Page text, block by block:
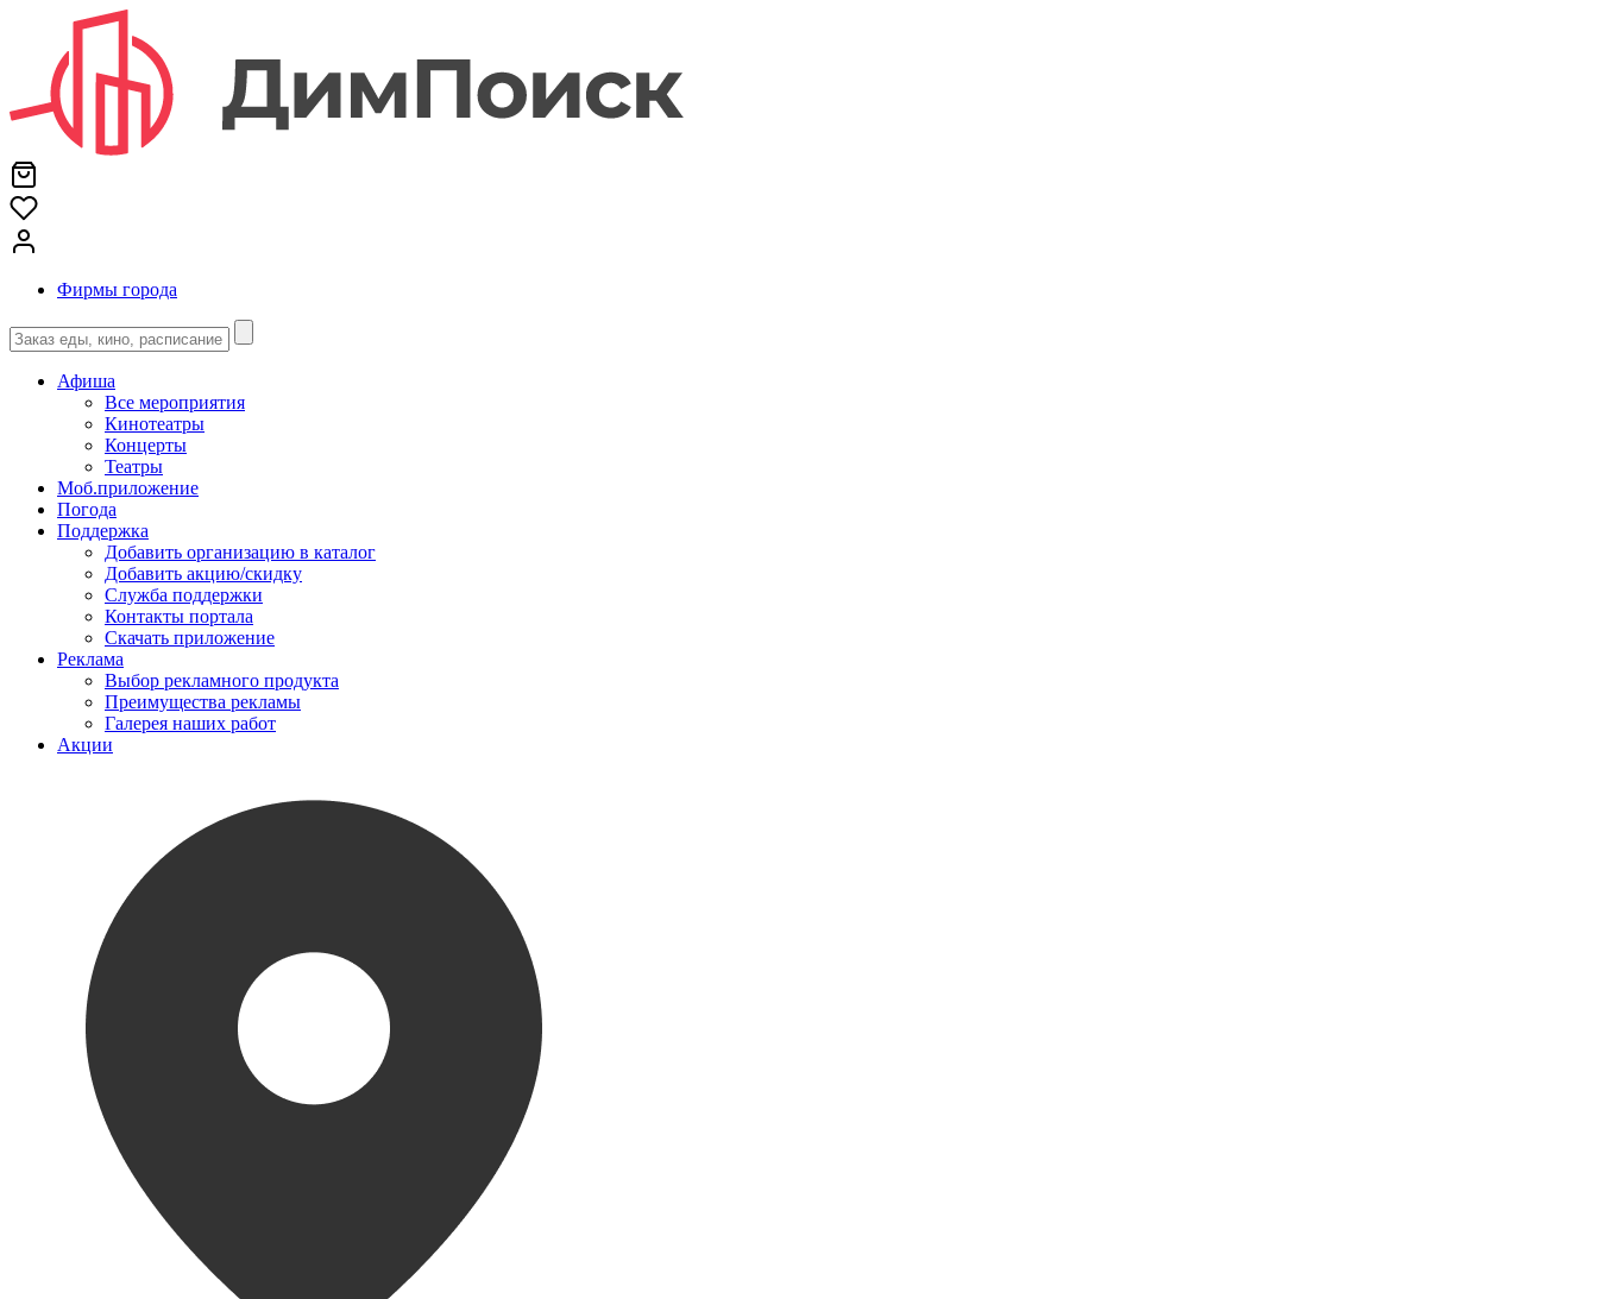
Фирмы города
Афиша
Все мероприятия
Кинотеатры
Концерты
Театры
Моб.приложение
Погода
Поддержка
Добавить организацию в каталог
Добавить акцию/скидку
Служба поддержки
Контакты портала
Скачать приложение
Реклама
Выбор рекламного продукта
Преимущества рекламы
Галерея наших работ
Акции